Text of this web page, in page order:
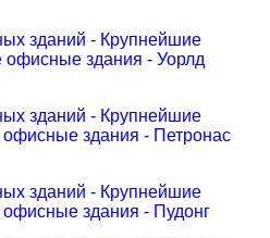
зданий - Крупнейшие
здания - Уорлд
зданий - Крупнейшие
здания - Петронас
зданий - Крупнейшие
здания - Пудонг